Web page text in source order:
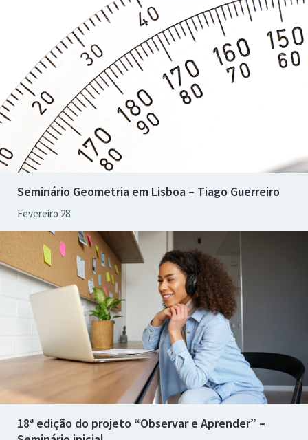
Seminário Geometria em Lisboa – Tiago Guerreiro
Fevereiro 28
18ª edição do projeto “Observar e Aprender” –